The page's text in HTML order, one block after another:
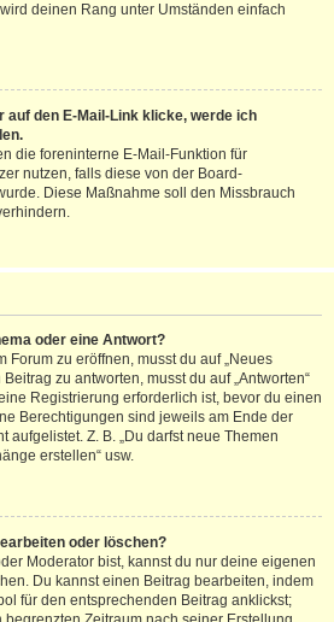
deinen Rang unter Umständen einfach
auf den E-Mail-Link klicke, werde ich
die foreninterne E-Mail-Funktion für
nutzen, falls diese von der Board-
Diese Maßnahme soll den Missbrauch
oder eine Antwort?
Forum zu eröffnen, musst du auf „Neues
zu antworten, musst du auf „Antworten“
Registrierung erforderlich ist, bevor du einen
Berechtigungen sind jeweils am Ende der
aufgelistet. Z. B. „Du darfst neue Themen
erstellen“ usw.
oder löschen?
Moderator bist, kannst du nur deine eigenen
Du kannst einen Beitrag bearbeiten, indem
für den entsprechenden Beitrag anklickst;